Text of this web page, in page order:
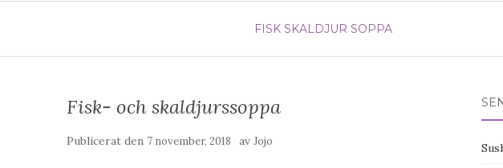
FISK SKALDJUR SOPPA
Fisk- och skaldjurssoppa
Publicerat den 7 november, 2018 av Jojo